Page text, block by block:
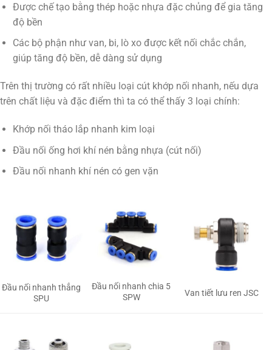
Được chế tạo bằng thép hoặc nhựa đặc chủng để gia tăng
độ bền
Các bộ phận như van, bi, lò xo được kết nối chắc chắn,
giúp tăng độ bền, dễ dàng sử dụng
Trên thị trường có rất nhiều loại cút khớp nối nhanh, nếu dựa
trên chất liệu và đặc điểm thì ta có thể thấy 3 loại chính:
Khớp nối tháo lắp nhanh kim loại
Đầu nối ống hơi khí nén bằng nhựa (cút nối)
Đầu nối nhanh khí nén có gen vặn
Đầu nối nhanh thẳng
SPU
Đầu nối nhanh chia 5
SPW
Van tiết lưu ren JSC